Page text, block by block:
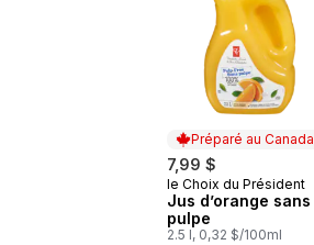
Préparé au Canada
7,99 $
Préparé au Canada
le Choix du Président
Jus d’orange sans
pulpe
2.5 l, 0,32 $/100ml